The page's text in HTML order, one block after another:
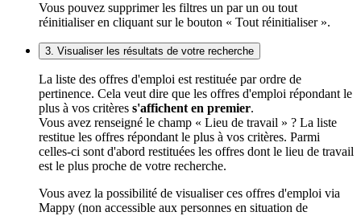
Vous pouvez supprimer les filtres un par un ou tout
réinitialiser en cliquant sur le bouton « Tout réinitialiser ».
3. Visualiser les résultats de votre recherche
La liste des offres d'emploi est restituée par ordre de
pertinence. Cela veut dire que les offres d'emploi répondant le
plus à vos critères s'affichent en premier.
Vous avez renseigné le champ « Lieu de travail » ? La liste
restitue les offres répondant le plus à vos critères. Parmi
celles-ci sont d'abord restituées les offres dont le lieu de travail
est le plus proche de votre recherche.
Vous avez la possibilité de visualiser ces offres d'emploi via
Mappy (non accessible aux personnes en situation de